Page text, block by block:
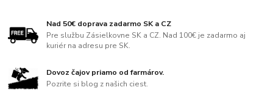
Nad 50€ doprava zadarmo SK a CZ
Pre službu Zásielkovne SK a CZ. Nad 100€ je zadarmo aj
kuriér na adresu pre SK.
Dovoz čajov priamo od farmárov.
Pozrite si blog z našich ciest.